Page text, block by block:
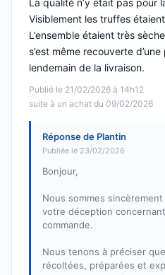
Publié le 21/02/2026 à 14h12
suite à un achat du 09/02/2026
La qualité n’y était pas pour
Visiblement les truffes
L’ensemble étaient très
s’est même recouverte
lendemain de la livraison.
Réponse de Plantin
Publiée le 23/02/2026
Bonjour,
Nous sommes sincèrement
votre déception
commande.
Nous tenons à préciser
récoltées, préparées et